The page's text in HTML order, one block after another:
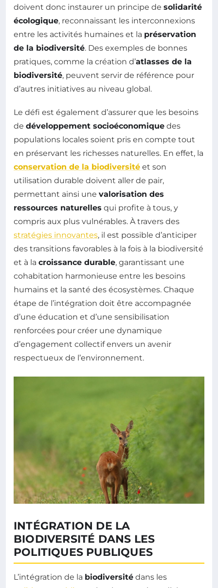
doivent donc instaurer un principe de solidarité
écologique, reconnaissant les interconnexions
entre les activités humaines et la préservation
de la biodiversité. Des exemples de bonnes
pratiques, comme la création d’atlasses de la
biodiversité, peuvent servir de référence pour
d’autres initiatives au niveau global.
Le défi est également d’assurer que les besoins
de développement socioéconomique des
populations locales soient pris en compte tout
en préservant les richesses naturelles. En effet, la
conservation de la biodiversité et son
utilisation durable doivent aller de pair,
permettant ainsi une valorisation des
ressources naturelles qui profite à tous, y
compris aux plus vulnérables. À travers des
stratégies innovantes, il est possible d’anticiper
des transitions favorables à la fois à la biodiversité
et à la croissance durable, garantissant une
cohabitation harmonieuse entre les besoins
humains et la santé des écosystèmes. Chaque
étape de l’intégration doit être accompagnée
d’une éducation et d’une sensibilisation
renforcées pour créer une dynamique
d’engagement collectif envers un avenir
respectueux de l’environnement.
INTÉGRATION DE LA
BIODIVERSITÉ DANS LES
POLITIQUES PUBLIQUES
L’intégration de la biodiversité dans les